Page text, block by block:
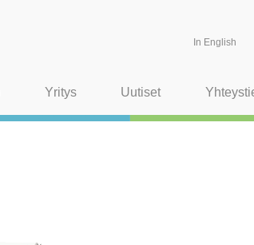
In English
Yritys Uutiset